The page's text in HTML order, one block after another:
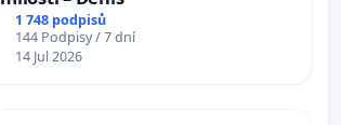
1 748 podpisů
144 Podpisy / 7 dní
14 Jul 2026